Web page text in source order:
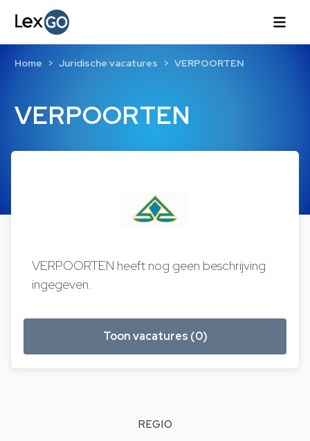
VERPOORTEN
Home Juridische vacatures VERPOORTEN
VERPOORTEN heeft nog geen beschrijving
ingegeven.
Toon vacatures (0)
REGIO